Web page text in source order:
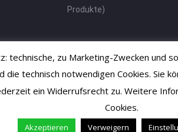
Produkte)
Vertrag widerrufen
zu Marketing-Zwecken und
technisch notwendigen Cookies. Sie
ein Widerrufsrecht zu. Weitere
Cookies.
Akzeptieren Verweigern